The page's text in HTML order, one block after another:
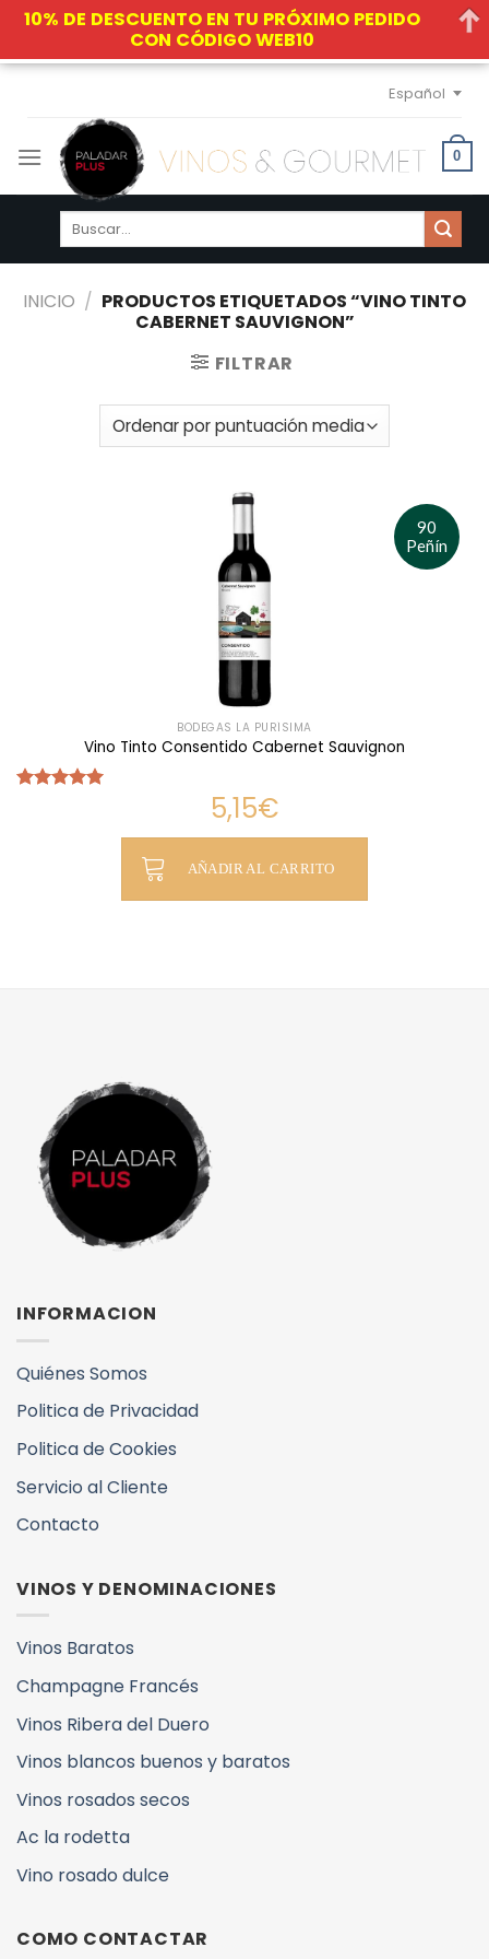
content
Español
0
Buscar
INICIO / PRODUCTOS ETIQUETADOS “VINO TINTO
CABERNET SAUVIGNON”
FILTRAR
90
Peñín
BODEGAS LA PURÍSIMA
Vino Tinto Consentido Cabernet Sauvignon
5,15€
AÑADIR AL CARRITO
INFORMACION
Quiénes Somos
Politica de Privacidad
Politica de Cookies
Servicio al Cliente
Contacto
VINOS Y DENOMINACIONES
Vinos Baratos
Champagne Francés
Vinos Ribera del Duero
Vinos blancos buenos y baratos
Vinos rosados secos
Ac la rodetta
Vino rosado dulce
COMO CONTACTAR
10% DE DESCUENTO EN TU PRÓXIMO PEDIDO
CON CÓDIGO WEB10